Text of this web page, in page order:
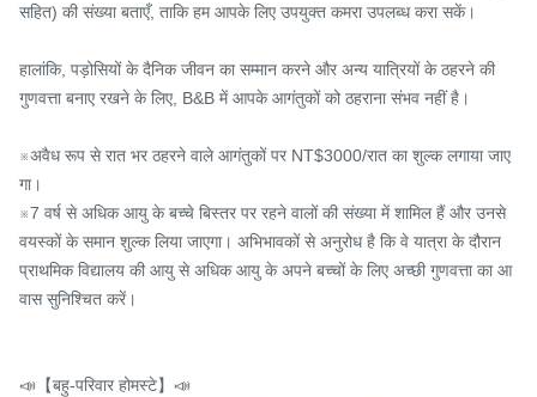
सहित) की संख्या बताएँ, ताकि हम आपके लिए उपयुक्त कमरा उपलब्ध करा सकें।
हालांकि, पड़ोसियों के दैनिक जीवन का सम्मान करने और अन्य यात्रियों के ठहरने की
गुणवत्ता बनाए रखने के लिए, B&B में आपके आगंतुकों को ठहराना संभव नहीं है।
※अवैध रूप से रात भर ठहरने वाले आगंतुकों पर NT$3000/रात का शुल्क लगाया जाए
गा।
※7 वर्ष से अधिक आयु के बच्चे बिस्तर पर रहने वालों की संख्या में शामिल हैं और उनसे
वयस्कों के समान शुल्क लिया जाएगा। अभिभावकों से अनुरोध है कि वे यात्रा के दौरान
प्राथमिक विद्यालय की आयु से अधिक आयु के अपने बच्चों के लिए अच्छी गुणवत्ता का आ
वास सुनिश्चित करें।
📣【बहु-परिवार होमस्टे】📣